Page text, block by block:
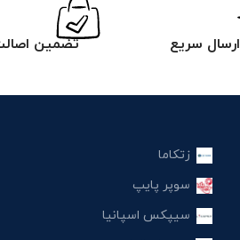
ارسال سریع تضمین
زتکاما
سوپر پایپ
سیپکس اسپانیا